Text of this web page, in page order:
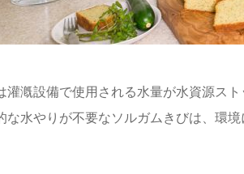
漑設備で使用される水量が水資源ス
水やりが不要なソルガムきびは、環